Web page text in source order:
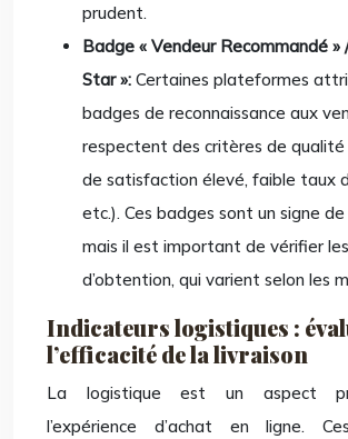
prudent.
Badge « Vendeur Recommandé »
Star »: Certaines plateformes
badges de reconnaissance aux
respectent des critères de
de satisfaction élevé, faible taux
etc.). Ces badges sont un signe
mais il est important de vérifier
d’obtention, qui varient selon les
Indicateurs logistiques :
l’efficacité de la livraison
La logistique est un aspect
l’expérience d’achat en ligne.